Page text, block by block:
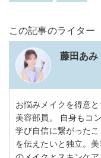
この記事のライター
藤田あみ
お悩みメイクを得意
美容部員。 自身もコ
学び自信に繋がった
を伝えたいと独立。